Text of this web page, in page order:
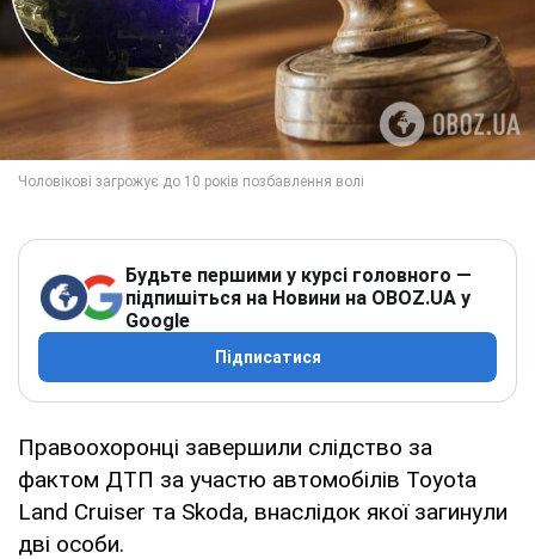
Будьте першими у курсі головного —
підпишіться на Новини на OBOZ.UA у
Google
Підписатися
Правоохоронці завершили слідство за
фактом ДТП за участю автомобілів Toyota
Land Cruiser та Skoda, внаслідок якої загинули
дві особи.